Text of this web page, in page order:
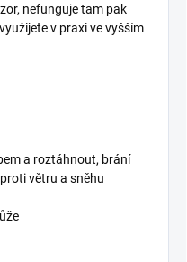
nefunguje tam pak
v praxi ve vyšším
a roztáhnout, brání
větru a sněhu